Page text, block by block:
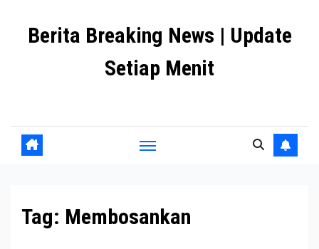
Berita Breaking News | Update
Setiap Menit
Tag: Membosankan